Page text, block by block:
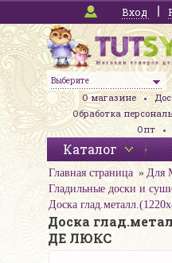
Вход
Выберите
О магазине
Обработка
Опт
Каталог
Главная страница
Для
Гладильные доски и
Доска
Доска
ДЕ ЛЮКС